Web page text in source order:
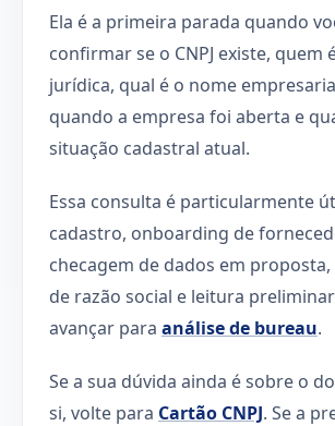
Ela é a primeira parada quando
confirmar se o CNPJ existe, quem
jurídica, qual é o nome
quando a empresa foi aberta e
situação cadastral atual.
Essa consulta é particularmente
cadastro, onboarding de
checagem de dados em
de razão social e leitura
avançar para análise de bureau.
Se a sua dúvida ainda é sobre o
si, volte para Cartão CNPJ. Se a